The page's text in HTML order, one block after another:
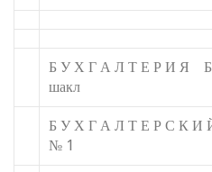
Б У Х Г А Л Т Е Р И Я Б
шакл
Б У Х Г А Л Т Е Р С К
№ 1